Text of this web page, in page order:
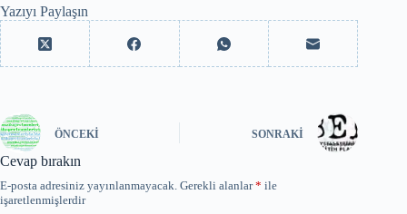
Yazıyı Paylaşın
ÖNCEKI SONRAKI
Cevap bırakın
E-posta adresiniz yayınlanmayacak. Gerekli alanlar* ile
işaretlenmişlerdir